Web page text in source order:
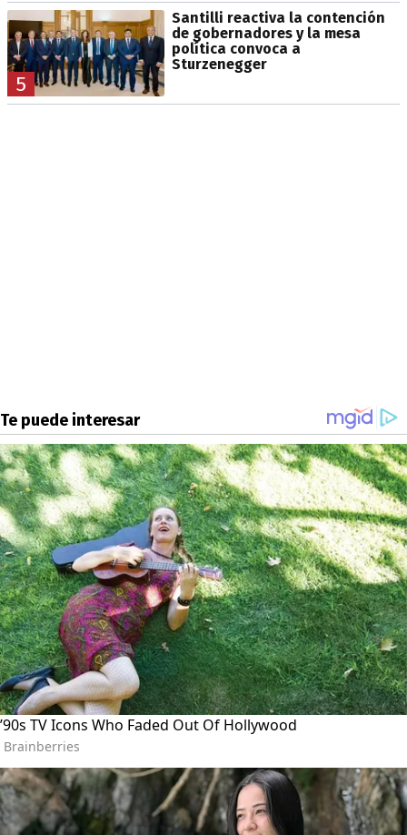
5
Santilli reactiva la contención
de gobernadores y la mesa
política convoca a
Sturzenegger